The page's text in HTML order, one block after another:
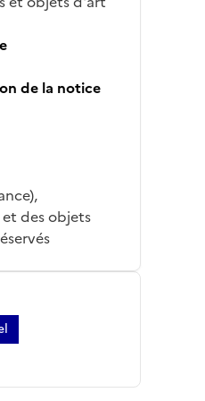
de la notice
des objets